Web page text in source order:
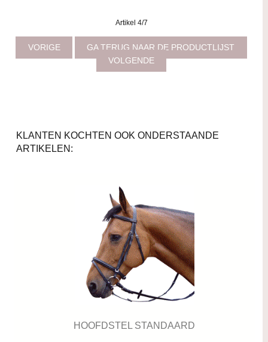
Artikel 4/7
VORIGE
GA TERUG NAAR DE PRODUCTLIJST
VOLGENDE
KLANTEN KOCHTEN OOK ONDERSTAANDE
ARTIKELEN:
HOOFDSTEL STANDAARD